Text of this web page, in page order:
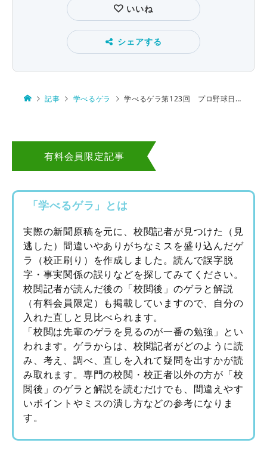
いいね
シェアする
記事 学べるゲラ 学べるゲラ第123回 プロ野球日本シリーズ第５戦
有料会員限定記事
「学べるゲラ」とは
実際の新聞原稿を元に、校閲記者が見つけた（見
逃した）間違いやありがちなミスを盛り込んだゲ
ラ（校正刷り）を作成しました。読んで誤字脱
字・事実関係の誤りなどを探してみてください。
校閲記者が読んだ後の「校閲後」のゲラと解説
（有料会員限定）も掲載していますので、自分の
入れた直しと見比べられます。
「校閲は先輩のゲラを見るのが一番の勉強」とい
われます。ゲラからは、校閲記者がどのように読
み、考え、調べ、直しを入れて疑問を出すかが読
み取れます。専門の校閲・校正者以外の方が「校
閲後」のゲラと解説を読むだけでも、間違えやす
いポイントやミスの潰し方などの参考になりま
す。